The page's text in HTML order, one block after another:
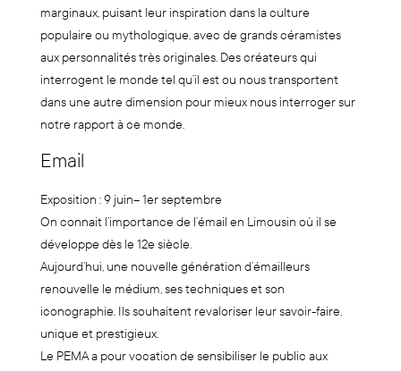
marginaux, puisant leur inspiration dans la culture
populaire ou mythologique, avec de grands céramistes
aux personnalités très originales. Des créateurs qui
interrogent le monde tel qu’il est ou nous transportent
dans une autre dimension pour mieux nous interroger sur
notre rapport à ce monde.
Email
Exposition : 9 juin– 1er septembre
On connait l’importance de l’émail en Limousin où il se
développe dès le 12e siècle.
Aujourd’hui, une nouvelle génération d’émailleurs
renouvelle le médium, ses techniques et son
iconographie. Ils souhaitent revaloriser leur savoir-faire,
unique et prestigieux.
Le PEMA a pour vocation de sensibiliser le public aux